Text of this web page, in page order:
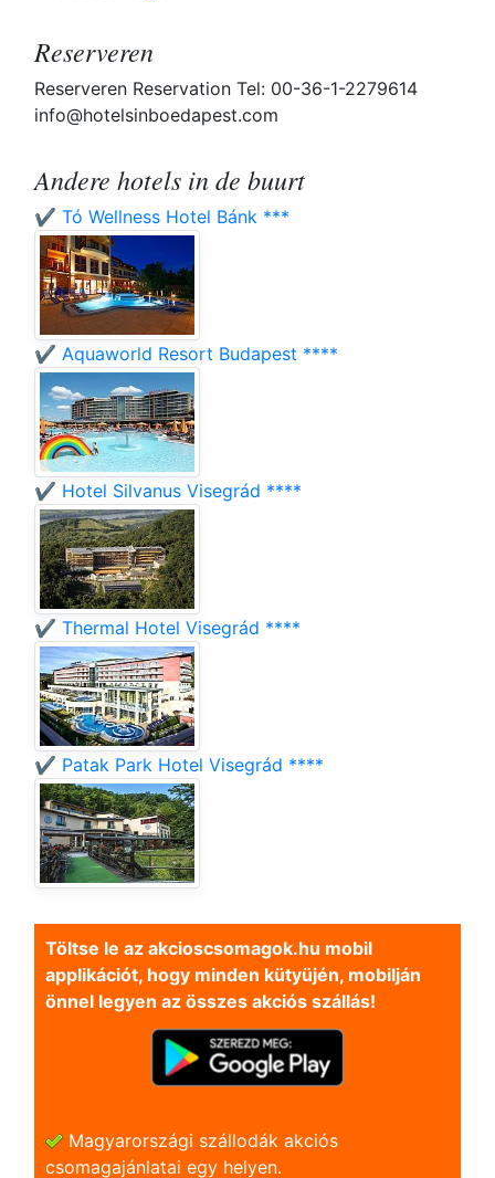
Reserveren
Reserveren Reservation Tel: 00-36-1-2279614
info@hotelsinboedapest.com
Andere hotels in de buurt
✔️ Tó Wellness Hotel Bánk ***
✔️ Aquaworld Resort Budapest ****
✔️ Hotel Silvanus Visegrád ****
✔️ Thermal Hotel Visegrád ****
✔️ Patak Park Hotel Visegrád ****
Töltse le az akcioscsomagok.hu mobil
applikációt, hogy minden kütyüjén, mobilján
önnel legyen az összes akciós szállás!
Magyarországi szállodák akciós
csomagajánlatai egy helyen.